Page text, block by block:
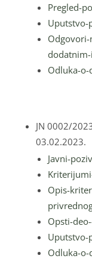
Pregled-
Uputstvo-
Odgovori-
Odluka-
JN 0002/
03.02.2023.
Javni-poziv
Opis-
Opsti-
Uputstvo-
Odluka-